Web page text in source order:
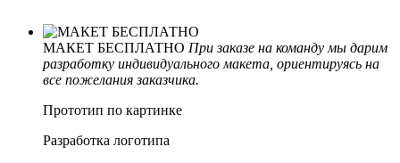
МАКЕТ БЕСПЛАТНО При заказе на команду мы дарим
разработку индивидуального макета, ориентируясь на
все пожелания заказчика.
Прототип по картинке
Разработка логотипа